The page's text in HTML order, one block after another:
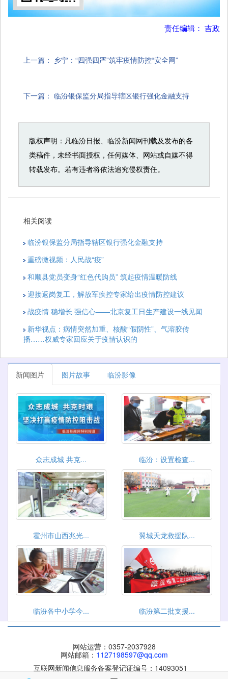
责任编辑： 吉政
上一篇： 乡宁：“四强四严”筑牢疫情防控“安全网”
下一篇： 临汾银保监分局指导辖区银行强化金融支持
版权声明：凡临汾日报、临汾新闻网刊载及发布的各
类稿件，未经书面授权，任何媒体、网站或自媒不得
转载发布。若有违者将依法追究侵权责任。
相关阅读
临汾银保监分局指导辖区银行强化金融支持
重磅微视频：人民战“疫”
和顺县党员变身“红色代购员” 筑起疫情温暖防线
迎接返岗复工，解放军疾控专家给出疫情防控建议
战疫情 稳增长 强信心——北京复工日生产建设一线见闻
新华视点：病情突然加重、核酸“假阴性”、气溶胶传
播……权威专家回应关于疫情认识的
新闻图片 图片故事 临汾影像
众志成城 共克... 临汾：设置检查...
霍州市山西兆光... 翼城天龙救援队...
临汾各中小学今... 临汾第二批支援...
网站运营：0357-2037928
网站邮箱： 1127198597@qq.com
互联网新闻信息服务备案登记证编号：14093051
晋ICP备 09004084号